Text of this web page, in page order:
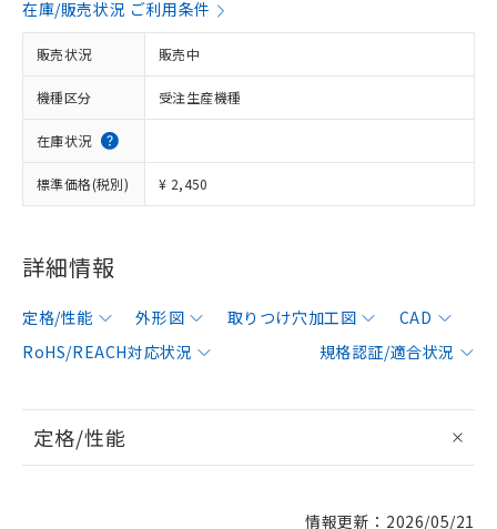
在庫/販売状況 ご利用条件
販売状況 販売中
機種区分 受注生産機種
在庫状況
標準価格(税別) ¥ 2,450
詳細情報
定格/性能 外形図 取りつけ穴加工図
CAD
RoHS/REACH対応状況
規格認証/適合状況
定格/性能
情報更新：2026/05/21